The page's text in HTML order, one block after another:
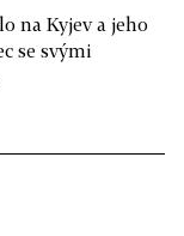
na Kyjev a jeho
se svými